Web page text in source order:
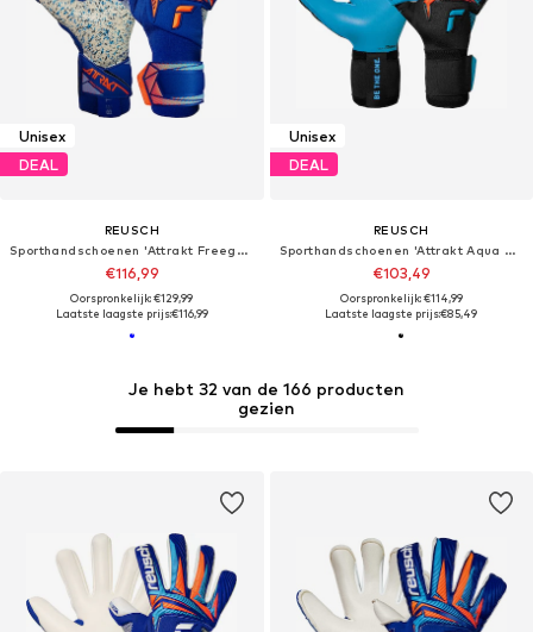
Unisex
DEAL
REUSCH
Sporthandschoenen 'Attrakt Freegel Fusion Goaliator'
€116,99
Oorspronkelijk: €129,99
Laatste laagste prijs:€116,99
Unisex
DEAL
REUSCH
Sporthandschoenen 'Attrakt Aqua Evolution'
€103,49
Oorspronkelijk: €114,99
Laatste laagste prijs:€85,49
Je hebt 32 van de 166 producten
gezien